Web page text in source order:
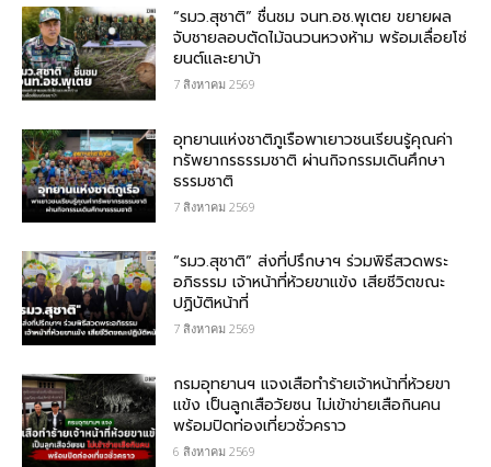
“รมว.สุชาติ” ชื่นชม​ จนท.อช.พุเตย​ ขยายผล
จับชายลอบตัดไม้ฉนวนหวงห้าม พร้อมเลื่อยโซ่
ยนต์และยาบ้า
7 สิงหาคม 2569
อุทยานแห่งชาติภูเรือพาเยาวชนเรียนรู้คุณค่า
ทรัพยากรธรรมชาติ ผ่านกิจกรรมเดินศึกษา
ธรรมชาติ
7 สิงหาคม 2569
“รมว.สุชาติ” ส่งที่ปรึกษาฯ ร่วมพิธีสวดพระ
อภิธรรม เจ้าหน้าที่ห้วยขาแข้ง เสียชีวิตขณะ
ปฏิบัติหน้าที่
7 สิงหาคม 2569
กรม​อุทยานฯ แจงเสือทำร้ายเจ้าหน้าที่ห้วยขา
แข้ง เป็นลูกเสือวัยซน ไม่เข้าข่ายเสือกินคน
พร้อมปิดท่องเที่ยวชั่วคราว
6 สิงหาคม 2569